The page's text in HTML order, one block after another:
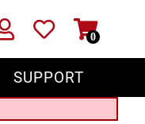
0
SUPPORT